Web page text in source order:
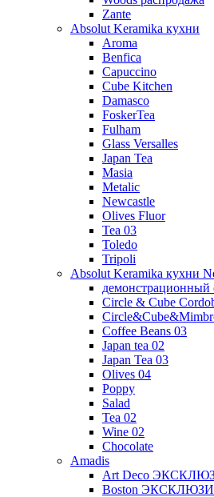
Zante
Absolut Keramika кухни
Aroma
Benfica
Capuccino
Cube Kitchen
Damasco
FoskerTea
Fulham
Glass Versalles
Japan Tea
Masia
Metalic
Newcastle
Olives Fluor
Tea 03
Toledo
Tripoli
Absolut Keramika кухни
демонстрационный
Circle & Cube
Coffee Beans 03
Japan tea 02
Japan Tea 03
Olives 04
Poppy
Salad
Tea 02
Wine 02
Chocolate
Amadis
Art Deco
Boston